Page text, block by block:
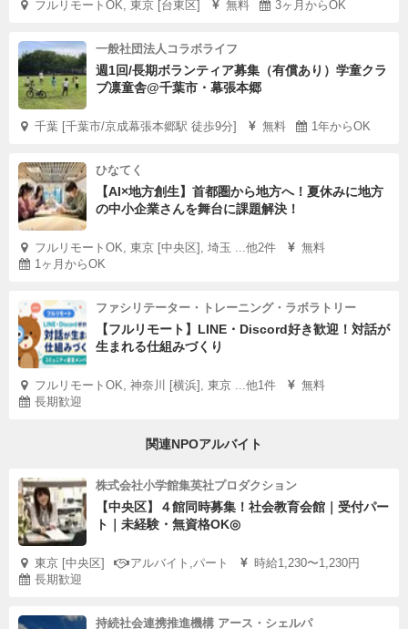
フルリモートOK, 東京 [台東区] 無料 3ヶ月からOK
一般社団法人コラボライフ
週1回/長期ボランティア募集（有償あり）学童クラ
ブ凛童舎@千葉市・幕張本郷
千葉 [千葉市/京成幕張本郷駅 徒歩9分] 無料 1年からOK
ひなてく
【AI×地方創生】首都圏から地方へ！夏休みに地方
の中小企業さんを舞台に課題解決！
フルリモートOK, 東京 [中央区], 埼玉 ...他2件
無料
1ヶ月からOK
ファシリテーター・トレーニング・ラボラトリー
【フルリモート】LINE・Discord好き歓迎！対話が
生まれる仕組みづくり
フルリモートOK, 神奈川 [横浜], 東京 ...他1件
無料
長期歓迎
関連NPOアルバイト
株式会社小学館集英社プロダクション
【中央区】４館同時募集！社会教育会館｜受付パー
ト｜未経験・無資格OK◎
東京 [中央区] アルバイト,パート
時給1,230〜1,230円
長期歓迎
持続社会連携推進機構 アース・シェルパ